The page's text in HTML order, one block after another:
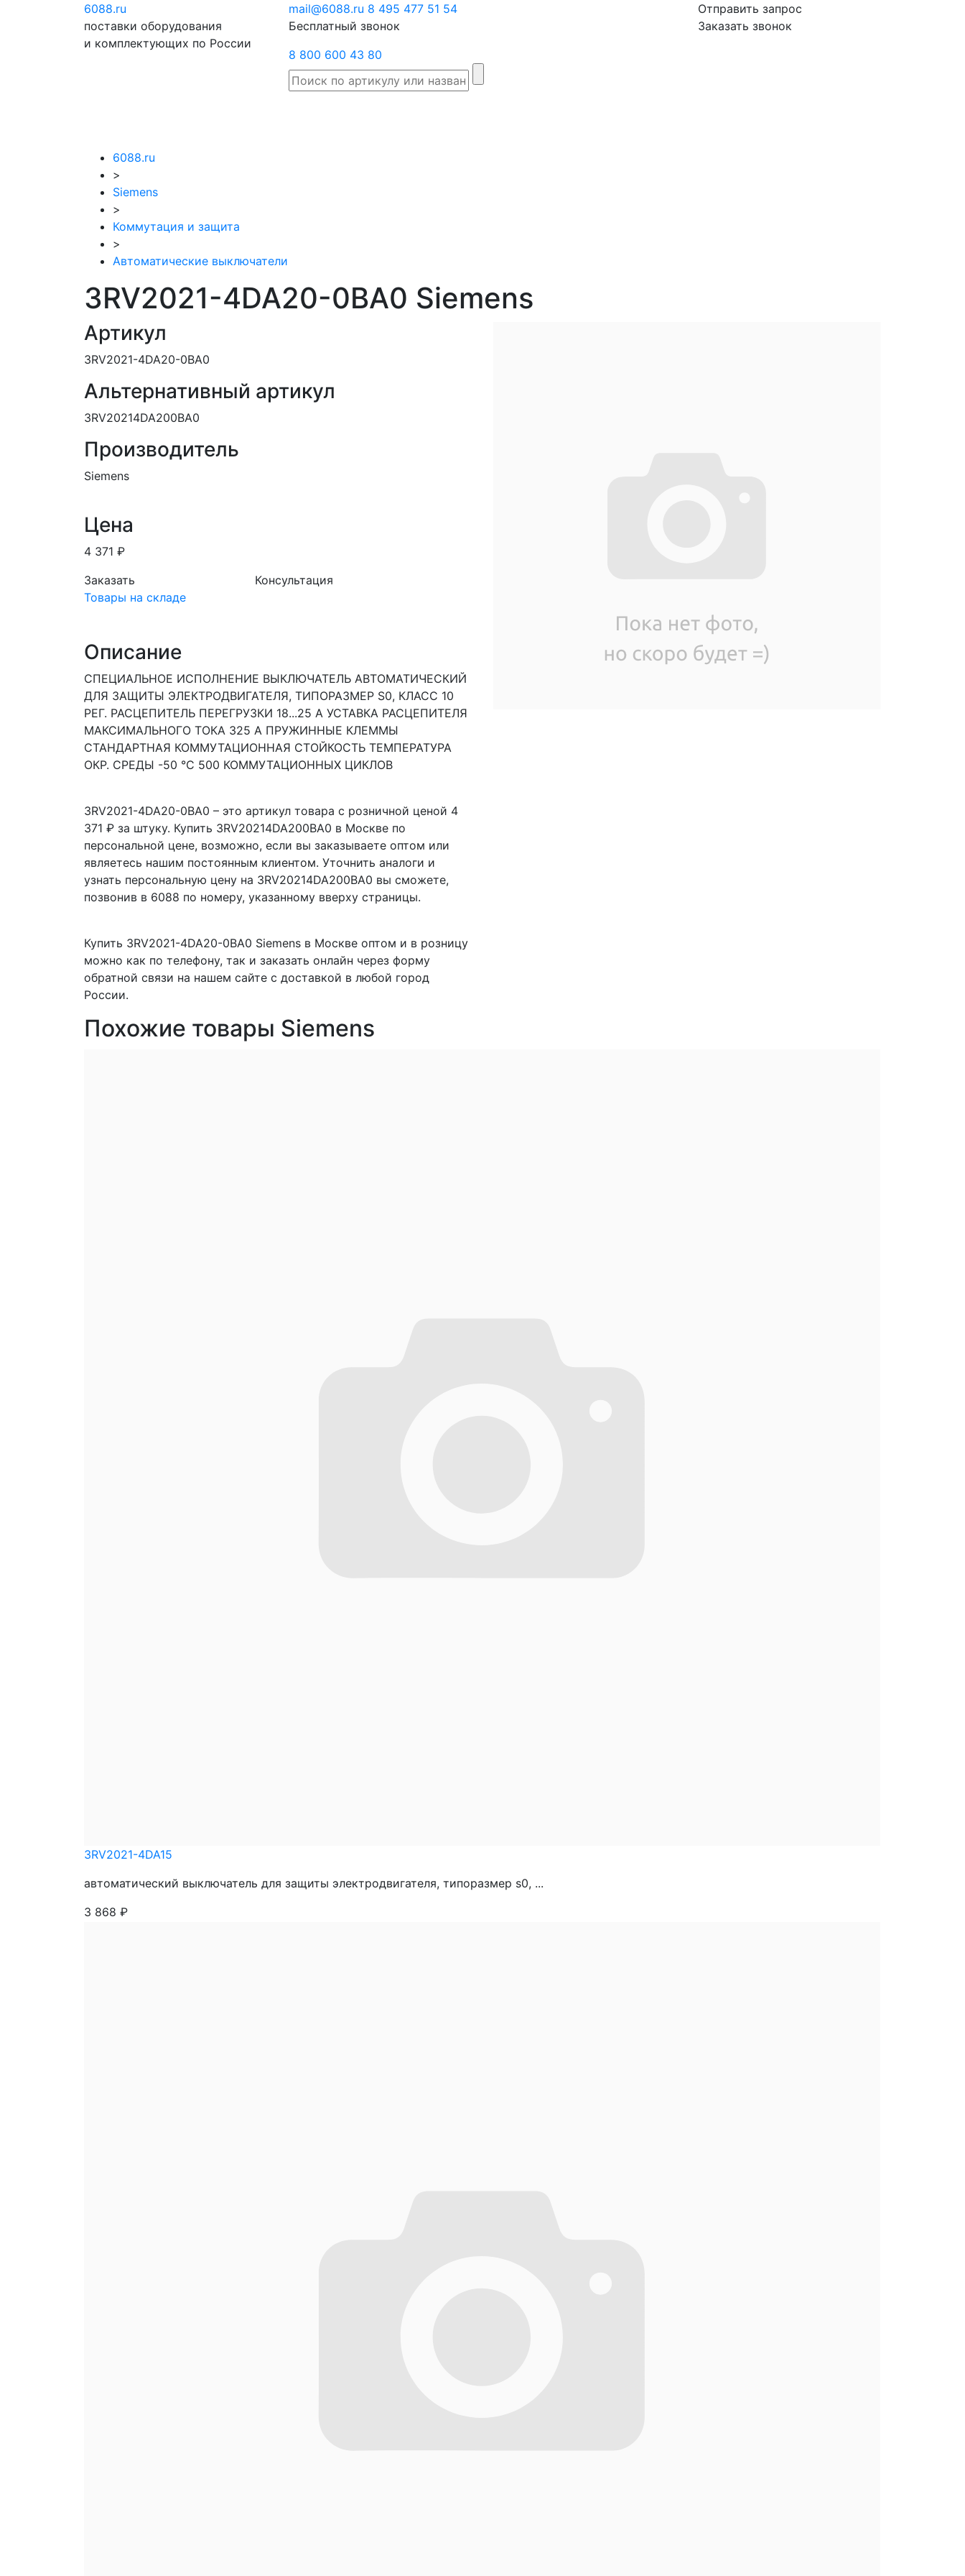
6088.ru
поставки оборудования
и комплектующих по России
mail@6088.ru 8 495 477 51 54
Бесплатный звонок
8 800 600 43 80
Отправить запрос
Заказать звонок
6088.ru
>
Siemens
>
Коммутация и защита
>
Автоматические выключатели
3RV2021-4DA20-0BA0 Siemens
Артикул
3RV2021-4DA20-0BA0
Альтернативный артикул
3RV20214DA200BA0
Производитель
Siemens
Цена
4 371 ₽
Заказать
Консультация
Товары на складе
Описание
СПЕЦИАЛЬНОЕ ИСПОЛНЕНИЕ ВЫКЛЮЧАТЕЛЬ АВТОМАТИЧЕСКИЙ
ДЛЯ ЗАЩИТЫ ЭЛЕКТРОДВИГАТЕЛЯ, ТИПОРАЗМЕР S0, КЛАСС 10
РЕГ. РАСЦЕПИТЕЛЬ ПЕРЕГРУЗКИ 18...25 A УСТАВКА РАСЦЕПИТЕЛЯ
МАКСИМАЛЬНОГО ТОКА 325 A ПРУЖИННЫЕ КЛЕММЫ
СТАНДАРТНАЯ КОММУТАЦИОННАЯ СТОЙКОСТЬ ТЕМПЕРАТУРА
ОКР. СРЕДЫ -50 °C 500 КОММУТАЦИОННЫХ ЦИКЛОВ
3RV2021-4DA20-0BA0 – это артикул товара с розничной ценой 4
371 ₽ за штуку. Купить 3RV20214DA200BA0 в Москве по
персональной цене, возможно, если вы заказываете оптом или
являетесь нашим постоянным клиентом. Уточнить аналоги и
узнать персональную цену на 3RV20214DA200BA0 вы сможете,
позвонив в 6088 по номеру, указанному вверху страницы.
Купить 3RV2021-4DA20-0BA0 Siemens в Москве оптом и в розницу
можно как по телефону, так и заказать онлайн через форму
обратной связи на нашем сайте с доставкой в любой город
России.
Похожие товары Siemens
3RV2021-4DA15
автоматический выключатель для защиты электродвигателя, типоразмер s0, ...
3 868 ₽
Отправить
Заказать
звонок